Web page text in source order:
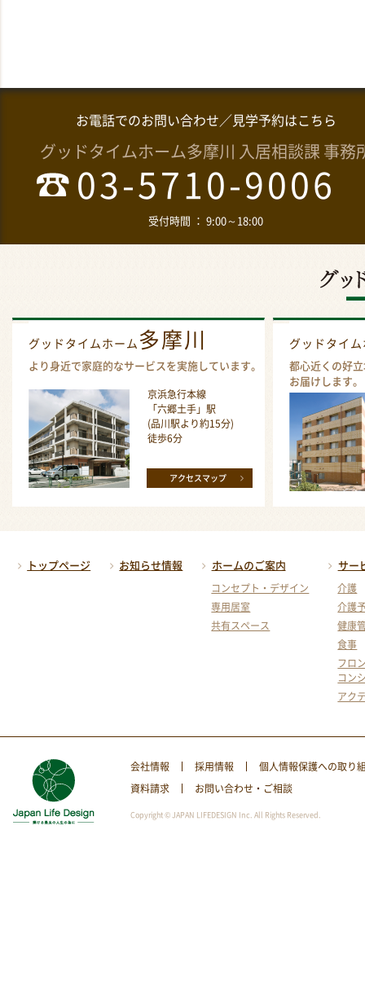
お電話でのお問い合わせ／見学予約はこちら
グッドタイムホーム多摩川 入居相談課 事務
03-5710-9006
受付時間 ： 9:00～18:00
グッドタイムホーム 多摩川
より身近で家庭的なサービスを実施しています。
京浜急行本線
「六郷土手」駅
(品川駅より約15分)
徒歩6分
アクセスマップ
グッドタイ
都心近くの好
お届けします。
トップページ お知らせ情報 ホームのご案内
コンセプト・デザイン
専用居室
共有スペース
サー
介護
介護
健康
食事
フロ
コン
アク
会社情報 採用情報
個人情報保護への取り
資料請求
お問い合わせ・ご相談
Copyright © JAPAN LIFEDESIGN Inc. All Rights Reserved.